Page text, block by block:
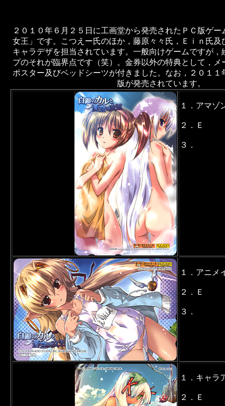
２０１０年６月２５日に工画堂から発売されたＰＣ版ゲ
女王」です。こつえー氏のほか，藤原々々氏，Ｅｉｎ氏及
キャラデザを担当されています。一般向けゲームですが
プのそれが臨界点です（笑）。金券以外の特典として，
ポスター及びベッドシーツが付きました。なお，２０１
版が発売されています。
１．アマゾ
２．Ｅ
３．
１．アニメ
２．Ｅ
３．
１．キャラ
２．Ｅ